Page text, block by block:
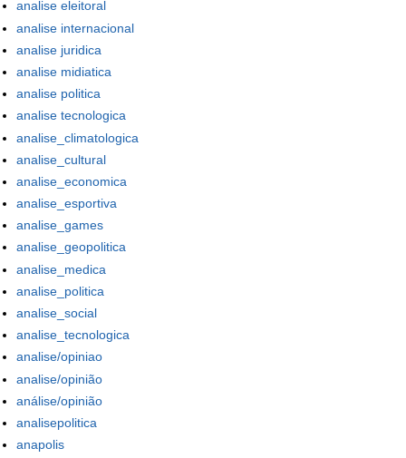
analise eleitoral
analise internacional
analise juridica
analise midiatica
analise politica
analise tecnologica
analise_climatologica
analise_cultural
analise_economica
analise_esportiva
analise_games
analise_geopolitica
analise_medica
analise_politica
analise_social
analise_tecnologica
analise/opiniao
analise/opinião
análise/opinião
analisepolitica
anapolis